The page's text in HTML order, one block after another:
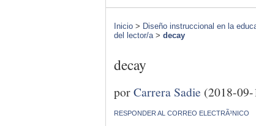
Inicio > Diseño instruccional en la
del lector/a> decay
decay
porCarrera Sadie (2018-
RESPONDER AL CORREO ELECTRÃ³NICO